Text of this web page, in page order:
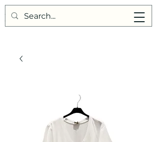
Points de Suture